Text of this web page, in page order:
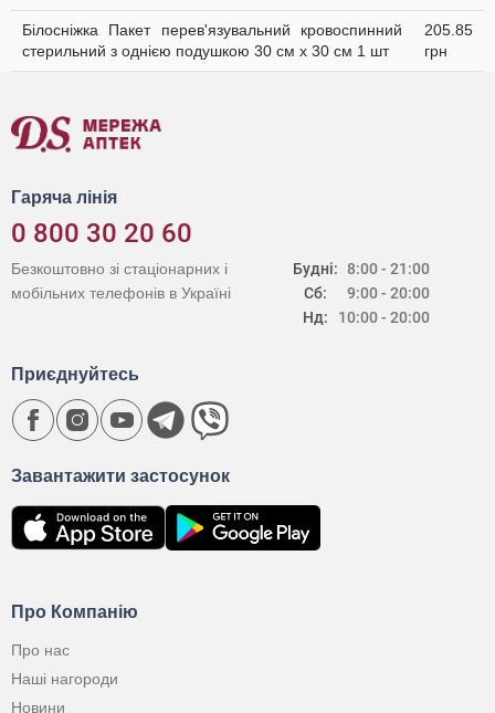
Білосніжка Пакет перев'язувальний кровоспинний
стерильний з однією подушкою 30 см х 30 см 1 шт
205.85
грн
Гаряча лінія
0 800 30 20 60
Будні:
Сб:
Нд:
8:00 - 21:00
9:00 - 20:00
10:00 - 20:00
Безкоштовно зі стаціонарних і
мобільних телефонів в Україні
Про Компанію
Про нас
Наші нагороди
Новини
Завантажити застосунок
Приєднуйтесь